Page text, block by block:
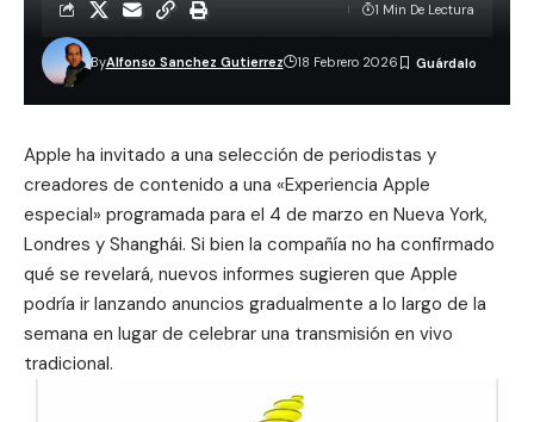
ByAlfonso Sanchez Gutierrez 18 Febrero 2026
1 Min De Lectura
Apple ha invitado a una selección de periodistas y
creadores de contenido a una «Experiencia Apple
especial» programada para el 4 de marzo en Nueva York,
Londres y Shanghái. Si bien la compañía no ha confirmado
qué se revelará, nuevos informes sugieren que Apple
podría ir lanzando anuncios gradualmente a lo largo de la
semana en lugar de celebrar una transmisión en vivo
tradicional.